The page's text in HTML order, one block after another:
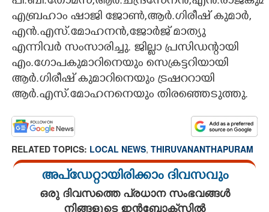
എബ്രഹാം ഷാജി ജോൺ,​ആർ.ഗിരീഷ് കുമാർ,​
എൻ.എസ്.മോഹനൻ,​ജോർജ് മാത്യു
എന്നിവർ സംസാരിച്ചു. ജില്ലാ പ്രസിഡന്റായി
എം.ഗോപകുമാറിനെയും സെക്രട്ടറിയായി
ആർ.ഗിരീഷ് കുമാറിനെയും ട്രഷററായി
ആർ.എസ്.മോഹനനെയും തിരഞ്ഞെടുത്തു.
RELATED TOPICS: LOCAL NEWS, THIRUVANANTHAPURAM
അപ്ഡേറ്റായിരിക്കാം ദിവസവും
ഒരു ദിവസത്തെ പ്രധാന സംഭവങ്ങൾ
നിങ്ങളുടെ ഇൻബോക്സിൽ